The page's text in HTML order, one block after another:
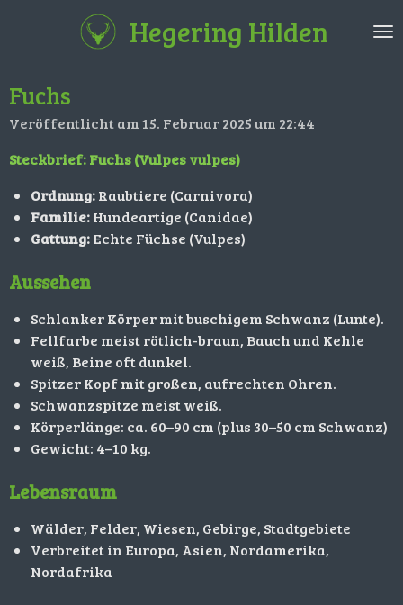
Hauptinhalt
Hegering Hilden
Fuchs
Veröffentlicht am 15. Februar 2025 um 22:44
Steckbrief: Fuchs (Vulpes vulpes)
Ordnung:Raubtiere (Carnivora)
Familie:Hundeartige (Canidae)
Gattung:Echte Füchse (Vulpes)
Aussehen
Schlanker Körper mit buschigem Schwanz (Lunte).
Fellfarbe meist rötlich-braun, Bauch und Kehle
weiß, Beine oft dunkel.
Spitzer Kopf mit großen, aufrechten Ohren.
Schwanzspitze meist weiß.
Körperlänge: ca. 60–90 cm (plus 30–50 cm Schwanz)
Gewicht: 4–10 kg.
Lebensraum
Wälder, Felder, Wiesen, Gebirge, Stadtgebiete
Verbreitet in Europa, Asien, Nordamerika,
Nordafrika